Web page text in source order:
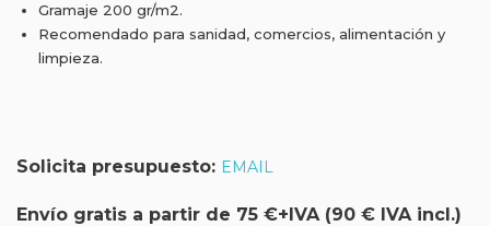
Gramaje 200 gr/m2.
Recomendado para sanidad, comercios, alimentación y
limpieza.
Solicita presupuesto: EMAIL
Envío gratis a partir de 75 €+IVA (90 € IVA incl.)